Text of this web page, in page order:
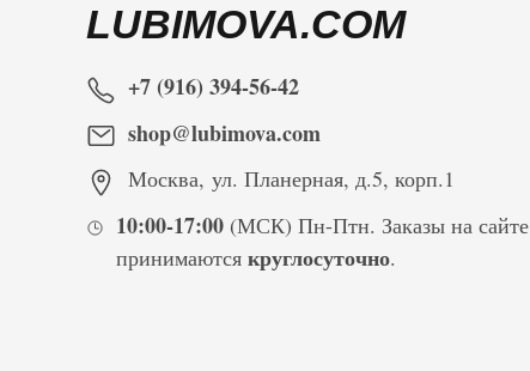
LUBIMOVA.COM
+7 (916) 394-56-42
shop@lubimova.com
Москва, ул. Планерная, д.5, корп.1
10:00-17:00(МСК) Пн-Птн. Заказы на сайте
принимаются круглосуточно.